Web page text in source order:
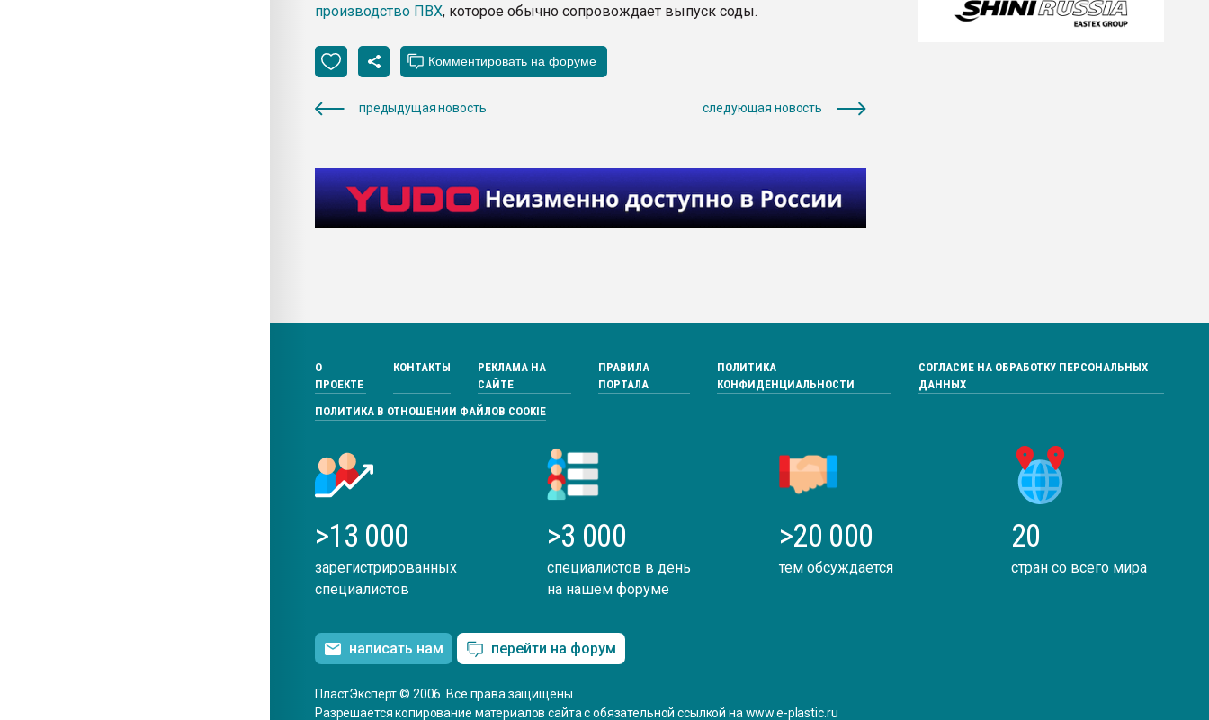
производство ПВХ, которое обычно сопровождает выпуск соды.
предыдущая новость следующая новость
О
ПРОЕКТЕ
КОНТАКТЫ
РЕКЛАМА НА
САЙТЕ
ПРАВИЛА
ПОРТАЛА
ПОЛИТИКА
КОНФИДЕНЦИАЛЬНОСТИ
СОГЛАСИЕ НА ОБРАБОТКУ ПЕРСОНАЛЬНЫХ
ДАННЫХ
ПОЛИТИКА В ОТНОШЕНИИ ФАЙЛОВ COOKIE
>13 000
зарегистрированных
специалистов
>3 000
специалистов в день
на нашем форуме
>20 000
тем обсуждается
20
стран со всего мира
написать нам перейти на форум
ПластЭксперт © 2006. Все права защищены
Разрешается копирование материалов сайта с обязательной ссылкой на www.e-plastic.ru